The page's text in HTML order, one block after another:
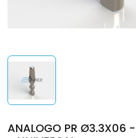
ANALOGO PR Ø3.3X06